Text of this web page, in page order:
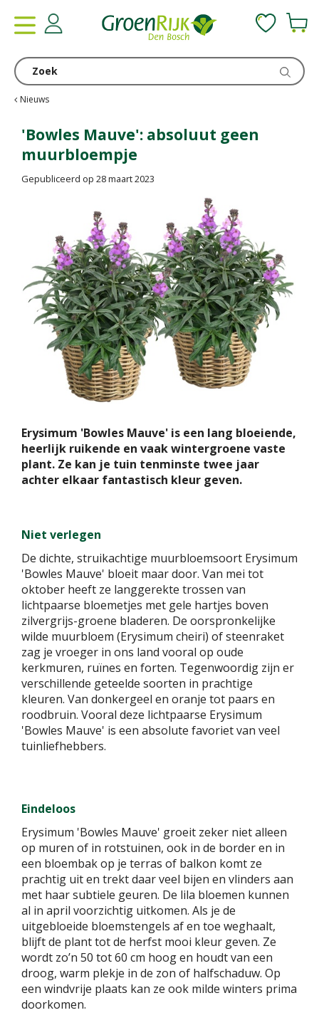
Nieuws
'Bowles Mauve': absoluut geen
muurbloempje
Gepubliceerd op 28 maart 2023
Erysimum 'Bowles Mauve' is een lang bloeiende,
heerlijk ruikende en vaak wintergroene vaste
plant. Ze kan je tuin tenminste twee jaar
achter elkaar fantastisch kleur geven.
Niet verlegen
De dichte, struikachtige muurbloemsoort Erysimum
'Bowles Mauve' bloeit maar door. Van mei tot
oktober heeft ze langgerekte trossen van
lichtpaarse bloemetjes met gele hartjes boven
zilvergrijs-groene bladeren. De oorspronkelijke
wilde muurbloem (Erysimum cheiri) of steenraket
zag je vroeger in ons land vooral op oude
kerkmuren, ruïnes en forten. Tegenwoordig zijn er
verschillende geteelde soorten in prachtige
kleuren. Van donkergeel en oranje tot paars en
roodbruin. Vooral deze lichtpaarse Erysimum
'Bowles Mauve' is een absolute favoriet van veel
tuinliefhebbers.
Eindeloos
Erysimum 'Bowles Mauve' groeit zeker niet alleen
op muren of in rotstuinen, ook in de border en in
een bloembak op je terras of balkon komt ze
prachtig uit en trekt daar veel bijen en vlinders aan
met haar subtiele geuren. De lila bloemen kunnen
al in april voorzichtig uitkomen. Als je de
uitgebloeide bloemstengels af en toe weghaalt,
blijft de plant tot de herfst mooi kleur geven. Ze
wordt zo’n 50 tot 60 cm hoog en houdt van een
droog, warm plekje in de zon of halfschaduw. Op
een windvrije plaats kan ze ook milde winters prima
doorkomen.